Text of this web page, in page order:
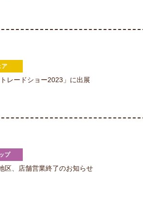
レードショー2023」に出展
、店舗営業終了のお知らせ